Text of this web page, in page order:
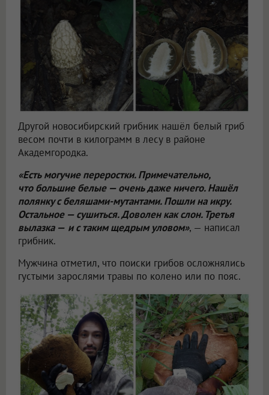
Другой новосибирский грибник нашёл белый гриб
весом почти в килограмм в лесу в районе
Академгородка.
«Есть могучие переростки. Примечательно,
что большие белые — очень даже ничего. Нашёл
полянку с беляшами-мутантами. Пошли на икру.
Остальное — сушиться. Доволен как слон. Третья
вылазка — и с таким щедрым уловом», — написал
грибник.
Мужчина отметил, что поиски грибов осложнялись
густыми зарослями травы по колено или по пояс.